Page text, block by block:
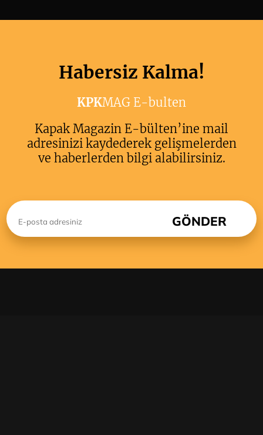
Habersiz Kalma!
KPKMAG E-bulten
Kapak Magazin E-bülten’ine mail
adresinizi kaydederek gelişmelerden
ve haberlerden bilgi alabilirsiniz.